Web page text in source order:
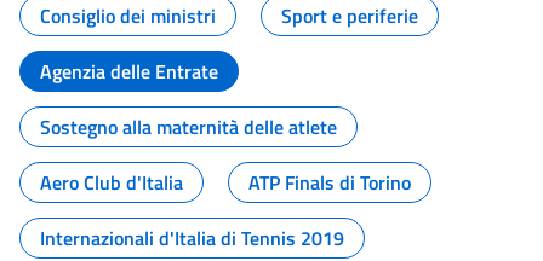
Consiglio dei ministri
Sport e periferie
Agenzia delle Entrate
Sostegno alla maternità delle atlete
Aero Club d'Italia
ATP Finals di Torino
Internazionali d'Italia di Tennis 2019